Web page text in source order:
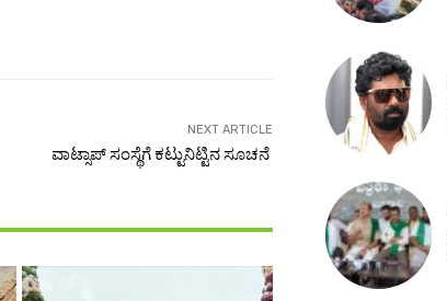
NEXT ARTICLE
ವಾಟ್ಸಾಪ್‌ ಸಂಸ್ಥೆಗೆ ಕಟ್ಟುನಿಟ್ಟಿನ ಸೂಚನೆ